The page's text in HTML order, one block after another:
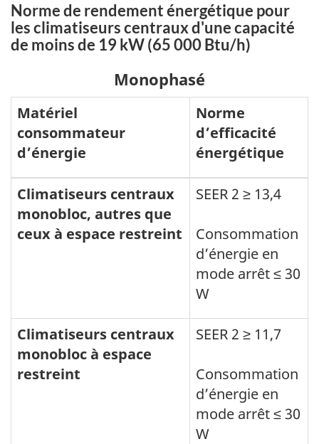
Norme de rendement énergétique pour
les climatiseurs centraux d'une capacité
de moins de 19 kW (65 000 Btu/h)
Monophasé
Matériel
consommateur
d’énergie
Norme
d’efficacité
énergétique
Climatiseurs centraux
monobloc, autres que
ceux à espace restreint
SEER 2 ≥ 13,4
Consommation
d’énergie en
mode arrêt ≤ 30
W
Climatiseurs centraux
monobloc à espace
restreint
SEER 2 ≥ 11,7
Consommation
d’énergie en
mode arrêt ≤ 30
W